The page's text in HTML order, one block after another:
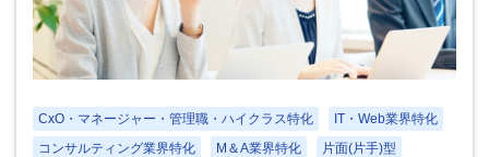
CxO・マネージャー・管理職・ハイクラス特化
IT・Web業界特化
コンサルティング業界特化
M＆A業界特化
片面(片手)型